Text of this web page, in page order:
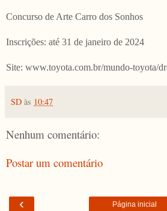
Concurso de Arte Carro dos Sonhos
Inscrições: até 31 de janeiro de 2024
Site: www.toyota.com.br/mundo-toyota/
SD às 10:47
Nenhum comentário:
Postar um comentário
‹ Página inicial